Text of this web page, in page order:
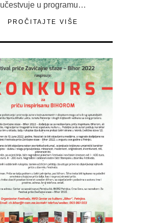
učestvuje u programu…
PROČITAJTE VIŠE